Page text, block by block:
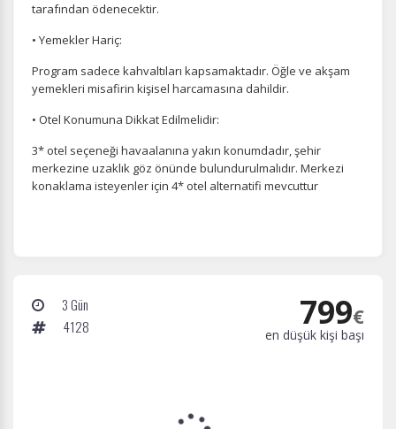
Tercihleri Kaydet
tarafından ödenecektir.
• Yemekler Hariç:
Program sadece kahvaltıları kapsamaktadır. Öğle ve akşam
yemekleri misafirin kişisel harcamasına dahildir.
• Otel Konumuna Dikkat Edilmelidir:
3* otel seçeneği havaalanına yakın konumdadır, şehir
merkezine uzaklık göz önünde bulundurulmalıdır. Merkezi
konaklama isteyenler için 4* otel alternatifi mevcuttur
3 Gün
4128
799€
en düşük kişi başı